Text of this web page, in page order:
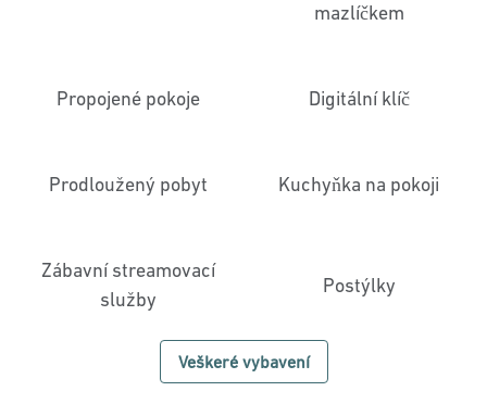
mazlíčkem
Propojené pokoje Digitální klíč
Prodloužený pobyt Kuchyňka na pokoji
Zábavní streamovací
služby
Postýlky
Veškeré vybavení